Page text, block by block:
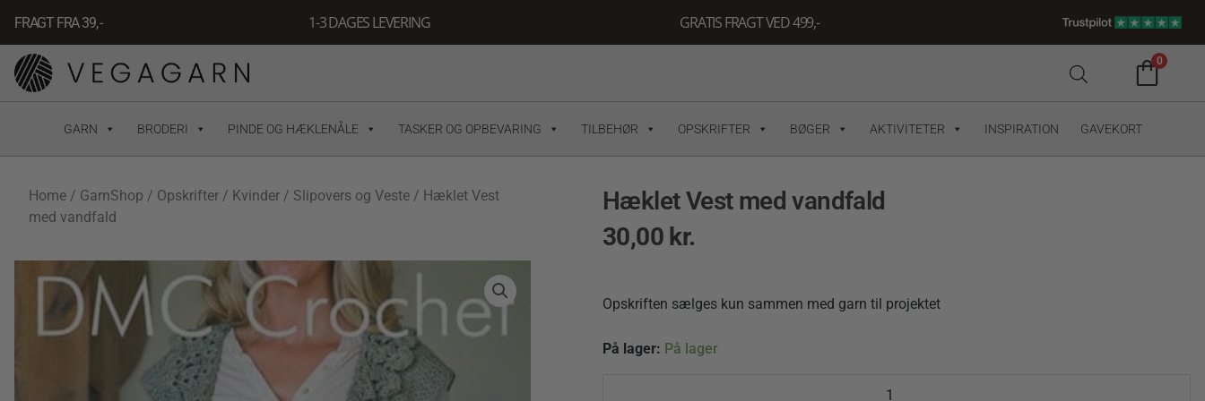
indholdet
FRAGT FRA 39, - 1-3 DAGES LEVERING GRATIS FRAGT VED 499,-
0
GARN BRODERI PINDE OG HÆKLENÅLE TASKER OG OPBEVARING TILBEHØR OPSKRIFTER BØGER AKTIVITETER INSPIRATION GAVEKORT
Home / GarnShop / Opskrifter / Kvinder / Slipovers og Veste / Hæklet Vest
med vandfald
Hæklet Vest med vandfald
30,00 kr.
Opskriften sælges kun sammen med garn til projektet
På lager: På lager
Hæklet